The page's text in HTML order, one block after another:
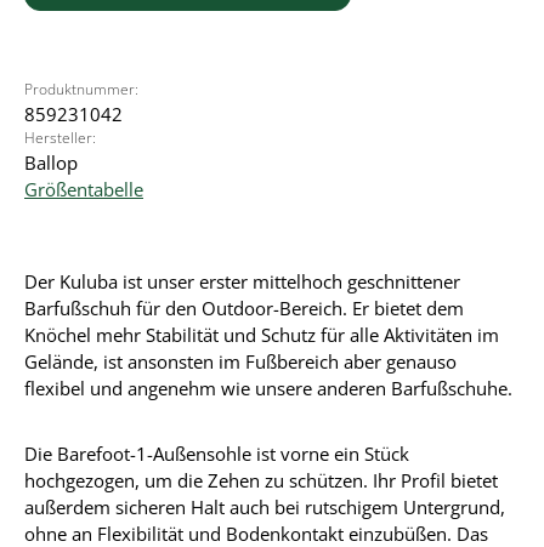
Produktnummer:
859231042
Hersteller:
Ballop
Größentabelle
Der Kuluba ist unser erster mittelhoch geschnittener
Barfußschuh für den Outdoor-Bereich. Er bietet dem
Knöchel mehr Stabilität und Schutz für alle Aktivitäten im
Gelände, ist ansonsten im Fußbereich aber genauso
flexibel und angenehm wie unsere anderen Barfußschuhe.
Die Barefoot-1-Außensohle ist vorne ein Stück
hochgezogen, um die Zehen zu schützen. Ihr Profil bietet
außerdem sicheren Halt auch bei rutschigem Untergrund,
ohne an Flexibilität und Bodenkontakt einzubüßen. Das